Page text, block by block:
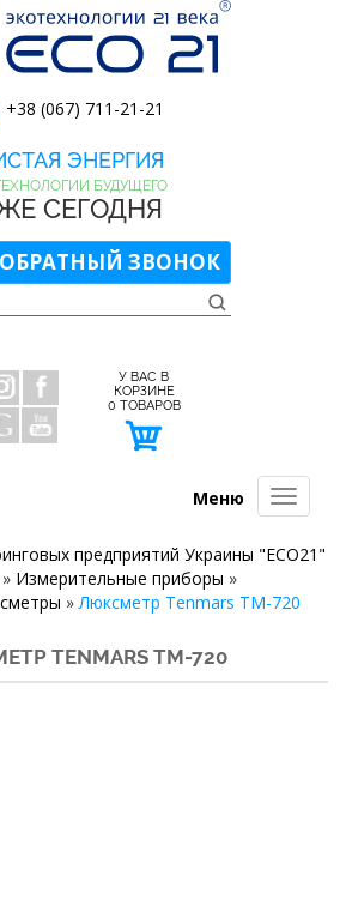
+38 (067) 711-21-21
ЭНЕРГИЯ
БУДУЩЕГО
СЕГОДНЯ
ОБРАТНЫЙ ЗВОНОК
У ВАС В
КОРЗИНЕ
0 ТОВАРОВ
Меню
предприятий Украины "ECO21"
» Измерительные приборы »
»Люксметр Tenmars TM-720
TENMARS TM-720